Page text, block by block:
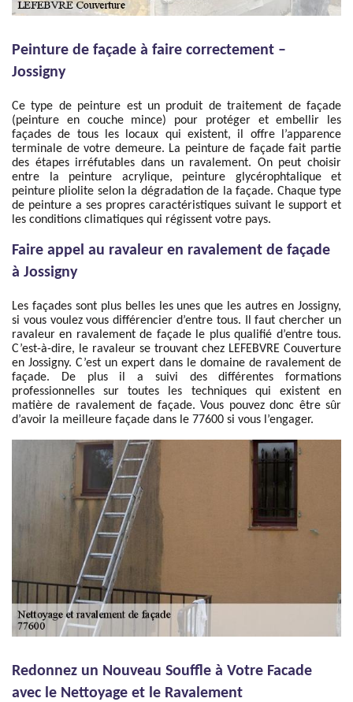
Peinture de façade à faire correctement –
Jossigny
Ce type de peinture est un produit de traitement de façade
(peinture en couche mince) pour protéger et embellir les
façades de tous les locaux qui existent, il offre l’apparence
terminale de votre demeure. La peinture de façade fait partie
des étapes irréfutables dans un ravalement. On peut choisir
entre la peinture acrylique, peinture glycérophtalique et
peinture pliolite selon la dégradation de la façade. Chaque type
de peinture a ses propres caractéristiques suivant le support et
les conditions climatiques qui régissent votre pays.
Faire appel au ravaleur en ravalement de façade
à Jossigny
Les façades sont plus belles les unes que les autres en Jossigny,
si vous voulez vous différencier d’entre tous. Il faut chercher un
ravaleur en ravalement de façade le plus qualifié d’entre tous.
C’est-à-dire, le ravaleur se trouvant chez LEFEBVRE Couverture
en Jossigny. C’est un expert dans le domaine de ravalement de
façade. De plus il a suivi des différentes formations
professionnelles sur toutes les techniques qui existent en
matière de ravalement de façade. Vous pouvez donc être sûr
d’avoir la meilleure façade dans le 77600 si vous l’engager.
Redonnez un Nouveau Souffle à Votre Facade
avec le Nettoyage et le Ravalement